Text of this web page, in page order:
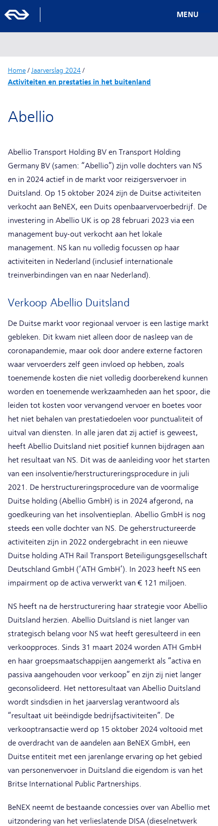
MENU
Home/ Jaarverslag 2024/
Activiteiten en prestaties in het buitenland
Abellio
Abellio Transport Holding BV en Transport Holding
Germany BV (samen: “Abellio”) zijn volle dochters van NS
en in 2024 actief in de markt voor reizigersvervoer in
Duitsland. Op 15 oktober 2024 zijn de Duitse activiteiten
verkocht aan BeNEX, een Duits openbaarvervoerbedrijf. De
investering in Abellio UK is op 28 februari 2023 via een
management buy-out verkocht aan het lokale
management. NS kan nu volledig focussen op haar
activiteiten in Nederland (inclusief internationale
treinverbindingen van en naar Nederland).
Verkoop Abellio Duitsland
De Duitse markt voor regionaal vervoer is een lastige markt
gebleken. Dit kwam niet alleen door de nasleep van de
coronapandemie, maar ook door andere externe factoren
waar vervoerders zelf geen invloed op hebben, zoals
toenemende kosten die niet volledig doorberekend kunnen
worden en toenemende werkzaamheden aan het spoor, die
leiden tot kosten voor vervangend vervoer en boetes voor
het niet behalen van prestatiedoelen voor punctualiteit of
uitval van diensten. In alle jaren dat zij actief is geweest,
heeft Abellio Duitsland niet positief kunnen bijdragen aan
het resultaat van NS. Dit was de aanleiding voor het starten
van een insolventie/herstructureringsprocedure in juli
2021. De herstructureringsprocedure van de voormalige
Duitse holding (Abellio GmbH) is in 2024 afgerond, na
goedkeuring van het insolventieplan. Abellio GmbH is nog
steeds een volle dochter van NS. De geherstructureerde
activiteiten zijn in 2022 ondergebracht in een nieuwe
Duitse holding ATH Rail Transport Beteiligungsgesellschaft
Deutschland GmbH (‘ATH GmbH’). In 2023 heeft NS een
impairment op de activa verwerkt van € 121 miljoen.
NS heeft na de herstructurering haar strategie voor Abellio
Duitsland herzien. Abellio Duitsland is niet langer van
strategisch belang voor NS wat heeft geresulteerd in een
verkoopproces. Sinds 31 maart 2024 worden ATH GmbH
en haar groepsmaatschappijen aangemerkt als “activa en
passiva aangehouden voor verkoop” en zijn zij niet langer
geconsolideerd. Het nettoresultaat van Abellio Duitsland
wordt sindsdien in het jaarverslag verantwoord als
“resultaat uit beëindigde bedrijfsactiviteiten”. De
verkooptransactie werd op 15 oktober 2024 voltooid met
de overdracht van de aandelen aan BeNEX GmbH, een
Duitse entiteit met een jarenlange ervaring op het gebied
van personenvervoer in Duitsland die eigendom is van het
Britse International Public Partnerships.
BeNEX neemt de bestaande concessies over van Abellio met
uitzondering van het verlieslatende DISA (dieselnetwerk